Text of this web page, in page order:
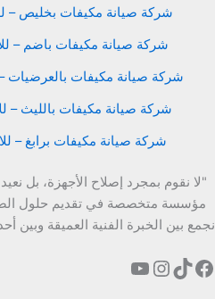
شركة صيانة مكيفات بخليص – للايجار
شركة صيانة مكيفات باضم – للايجار
شركة صيانة مكيفات بالعرضيات – للايجار
شركة صيانة مكيفات بالليث – للايجار
شركة صيانة مكيفات برابغ – للايجار
"لا نقوم بمجرد إصلاح الأجهزة، بل
مؤسسة متخصصة في تقديم حلول
نجمع بين الخبرة الفنية العميقة وبين